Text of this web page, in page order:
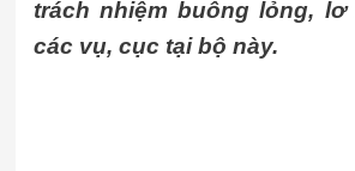
trách nhiệm buông lỏng,
các vụ, cục tại bộ này.